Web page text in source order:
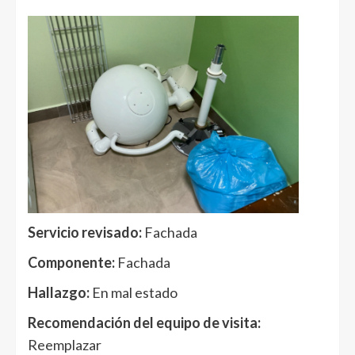
Servicio revisado: Fachada
Componente: Fachada
Hallazgo: En mal estado
Recomendación del equipo de visita:
Reemplazar